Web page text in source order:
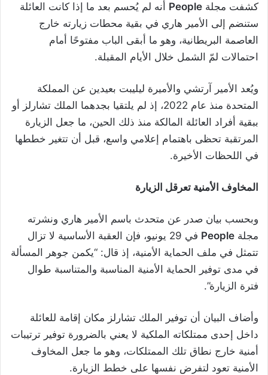
كشفت مجلة People أنه لم يُحسم بعد ما إذا كانت العائلة
ستنضم إلى الأمير هاري في بقية محطات زيارته خارج
العاصمة البريطانية، وهو ما أبقى الباب مفتوحًا أمام
احتمالات لمّ الشمل خلال الأيام المقبلة.
ويُعد الأمير آرتشي والأميرة ليليبت بعيدين عن المملكة
المتحدة منذ عام 2022، إذ لم يلتقيا بجدهما الملك تشارلز أو
ببقية أفراد العائلة المالكة منذ ذلك الحين، ما جعل الزيارة
المرتقبة تحظى باهتمام إعلامي واسع، قبل أن تتغير خططها
في اللحظات الأخيرة.
المخاوف الأمنية تعرقل الزيارة
وبحسب بيان صدر عن متحدث باسم الأمير هاري ونشرته
مجلة People
في 29 يونيو، فإن العقبة الأساسية لا تزال
تتمثل في ملف الحماية الأمنية، إذ قال: “يكمن جوهر المسألة
في مدى توفير الحماية الأمنية المناسبة والمتناسبة طوال
فترة الزيارة”.
وأضاف البيان أن توفير الملك تشارلز مكان إقامة للعائلة
داخل إحدى ممتلكاته الملكية لا يعني بالضرورة توفير ترتيبات
أمنية خارج نطاق تلك الممتلكات، وهو ما جعل المخاوف
الأمنية تعود لتفرض نفسها على خطط الزيارة.